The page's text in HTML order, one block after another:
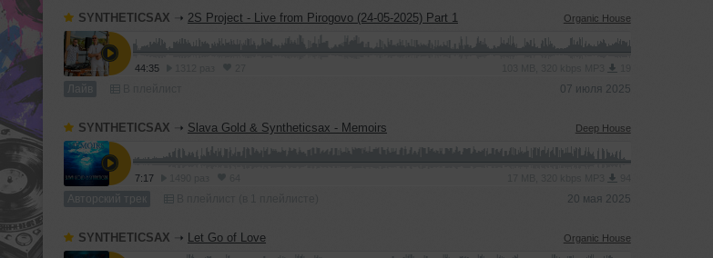
SYNTHETICSAX ➝ 2S Project - Live from Pirogovo (24-05-2025) Part 1 Organic House
44:35
Лайв 07 июля 2025
SYNTHETICSAX ➝ Slava Gold & Syntheticsax - Memoirs Deep House
7:17
Авторский трек 20 мая 2025
SYNTHETICSAX ➝ Let Go of Love Organic House